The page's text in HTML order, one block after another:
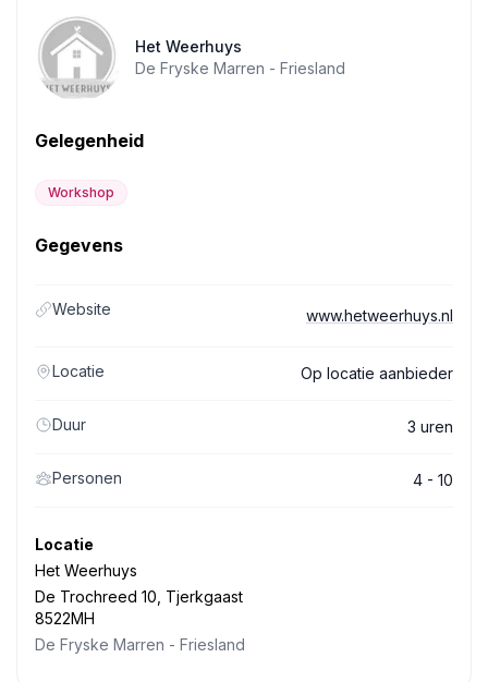
Het Weerhuys
De Fryske Marren - Friesland
Gelegenheid
Workshop
Gegevens
Website www.hetweerhuys.nl
Locatie Op locatie aanbieder
Duur 3 uren
Personen 4 - 10
Locatie
Het Weerhuys
De Trochreed 10, Tjerkgaast
8522MH
De Fryske Marren - Friesland